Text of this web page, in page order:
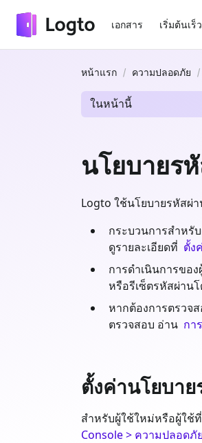
เอกสาร เริ่มต้นเร็ว
หน้าแรก ความปลอดภัย
ในหน้านี้
นโยบายร
Logto ใช้นโยบายรหัสผ่
กระบวนการสำหรั
ดูรายละเอียดที่ ตั้ง
การดำเนินการขอ
หรือรีเซ็ตรหัสผ่าน
หากต้องการตรวจ
ตรวจสอบ อ่าน กา
ตั้งค่านโยบา
สำหรับผู้ใช้ใหม่หรือผู้ใช้
Console > ความปลอดภั